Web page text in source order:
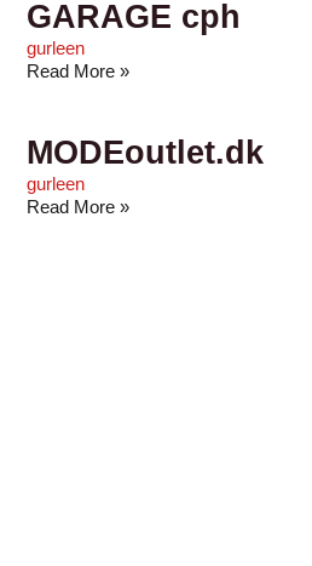
GARAGE cph
gurleen
Read More »
MODEoutlet.dk
gurleen
Read More »